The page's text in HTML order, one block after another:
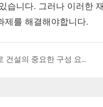
습니다. 그러나 이러한
제를 해결해야합니다.
부직한 지오 테르 섬유 : 도로 건설의 중요한 구성 요소